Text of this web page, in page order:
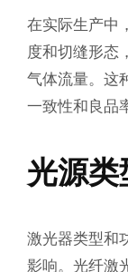
在实际生产中
度和切缝形态
气体流量。这
一致性和良品
光源
激光器类型和
影响。光纤激